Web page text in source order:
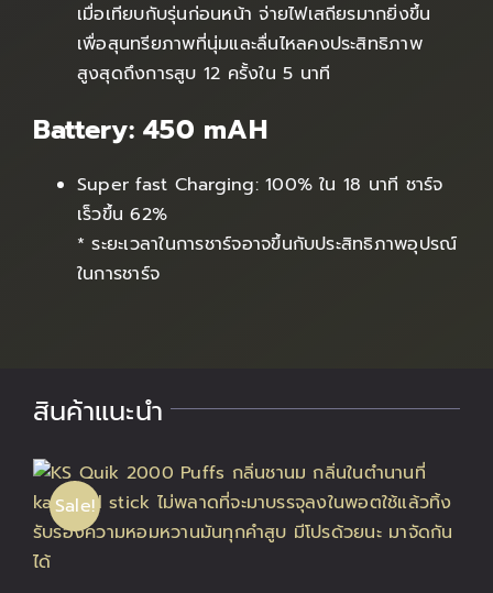
เมื่อเทียบกับรุ่นก่อนหน้า จ่ายไฟเสถียรมากยิ่งขึ้น
เพื่อสุนทรียภาพที่นุ่มและลื่นไหลคงประสิทธิภาพ
สูงสุดถึงการสูบ 12 ครั้งใน 5 นาที
Battery: 450 mAH
Super fast Charging: 100% ใน 18 นาที ชาร์จ
เร็วขึ้น 62%
* ระยะเวลาในการชาร์จอาจขึ้นกับประสิทธิภาพอุปรณ์
ในการชาร์จ
สินค้าแนะนำ
Sale!